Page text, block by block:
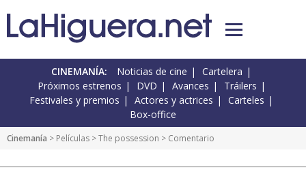
CINEMANÍA: Noticias de cine
Cartelera
Próximos estrenos
DVD Avances
Tráilers
Festivales y premios
Actores y actrices
Carteles
Box-office
Cinemanía > Películas >The possession > Comentario